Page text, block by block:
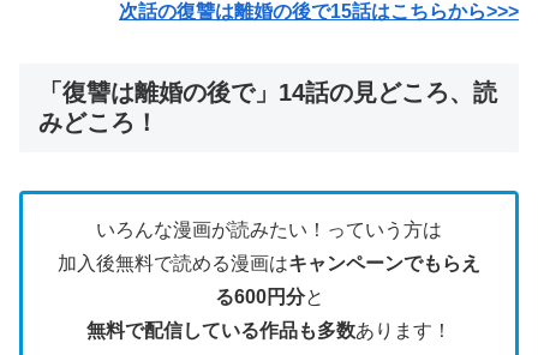
次話の復讐は離婚の後で15話はこちらから>>>
「復讐は離婚の後で」14話の見どころ、読
みどころ！
いろんな漫画が読みたい！っていう方は
加入後無料で読める漫画はキャンペーンでもらえ
る600円分と
無料で配信している作品も多数あります！